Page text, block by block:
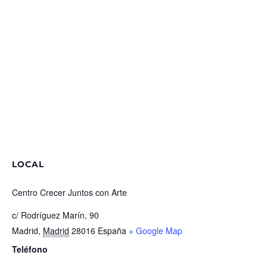
LOCAL
Centro Crecer Juntos con Arte
c/ Rodríguez Marín, 90
Madrid, Madrid 28016 España + Google Map
Teléfono